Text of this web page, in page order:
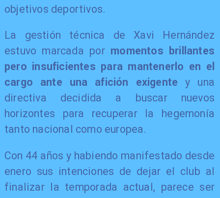
objetivos deportivos.
La gestión técnica de Xavi Hernández
estuvo marcada por momentos brillantes
pero insuficientes para mantenerlo en el
cargo ante una afición exigentey una
directiva decidida a buscar nuevos
horizontes para recuperar la hegemonía
tanto nacional como europea.
Con 44 años y habiendo manifestado desde
enero sus intenciones de dejar el club al
finalizar la temporada actual, parece ser